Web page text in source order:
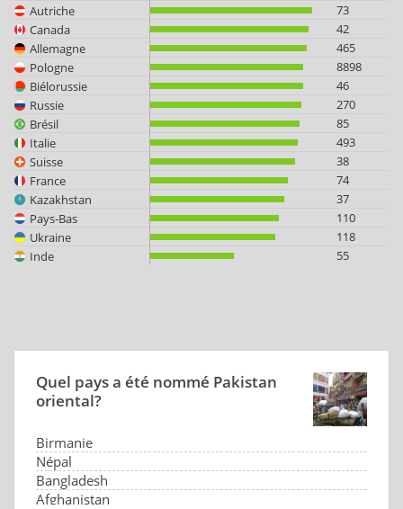
Autriche
73
Canada
42
Allemagne
465
Pologne
8898
Biélorussie
46
Russie
270
Brésil
85
Italie
493
Suisse
38
France
74
Kazakhstan
37
Pays-Bas
110
Ukraine
118
Inde
55
Quel pays a été nommé Pakistan
oriental?
Birmanie
Népal
Bangladesh
Afghanistan